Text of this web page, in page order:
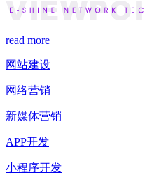
read more
网站建设
网络营销
新媒体营销
APP开发
小程序开发